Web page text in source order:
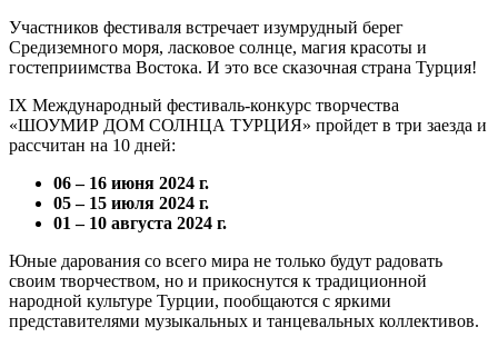
Участников фестиваля встречает изумрудный берег
Средиземного моря, ласковое солнце, магия красоты и
гостеприимства Востока. И это все сказочная страна Турция!
IX Международный фестиваль-конкурс творчества
«ШОУМИР ДОМ СОЛНЦА ТУРЦИЯ» пройдет в три заезда и
рассчитан на 10 дней:
06 – 16 июня 2024 г.
05 – 15 июля 2024 г.
01 – 10 августа 2024 г.
Юные дарования со всего мира не только будут радовать
своим творчеством, но и прикоснутся к традиционной
народной культуре Турции, пообщаются с яркими
представителями музыкальных и танцевальных коллективов.